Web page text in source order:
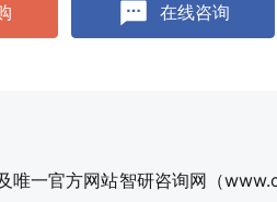
在线咨询
唯一官方网站智研咨询网（